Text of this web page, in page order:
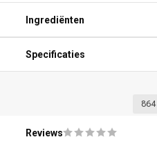
Ingrediënten
Specificaties
864
Reviews